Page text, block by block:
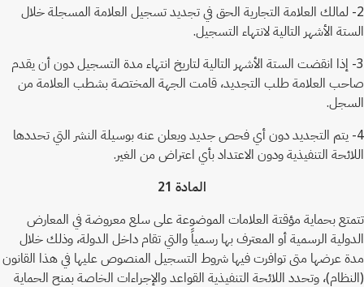
2- لمالك العلامة التجارية الحق في تجديد تسجيل العلامة المسجلة خلال
الستة الأشهر التالية لانتهاء التسجيل.
3- إذا انقضت الستة الأشهر التالية لتاريخ انتهاء مدة التسجيل دون أن يقدم
صاحب العلامة طلب التجديد، قامت الجهة المختصة بشطب العلامة من
السجل.
4- يتم التجديد دون أي فحص جديد ويعلن عنه بوسيلة النشر التي تحددها
اللائحة التنفيذية ودون الاعتداد بأي اعتراض من الغير.
المادة 21
تتمتع بحماية مؤقتة العلامات الموضوعة على سلع معروضة في المعارض
الدولية الرسمية أو المعترف بها رسمياً والتي تقام داخل الدولة، وذلك خلال
مدة عرضها متى توافرت فيها شروط التسجيل المنصوص عليها في هذا القانون
(النظام)، وتحدد اللائحة التنفيذية القواعد والإجراءات الخاصة بمنح الحماية